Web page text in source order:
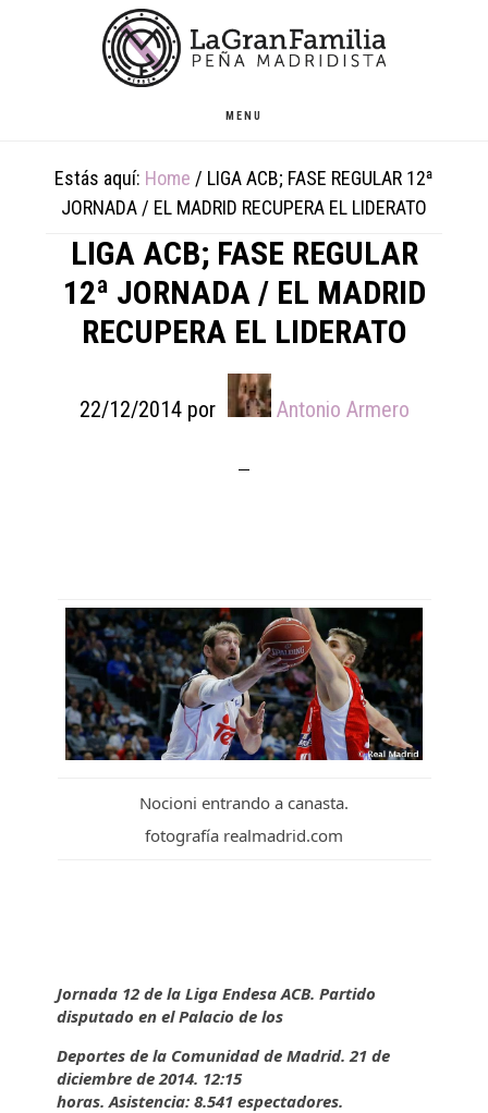
MENU
Estás aquí: Home / LIGA ACB; FASE REGULAR 12ª
JORNADA / EL MADRID RECUPERA EL LIDERATO
LIGA ACB; FASE REGULAR
12ª JORNADA / EL MADRID
RECUPERA EL LIDERATO
22/12/2014por Antonio Armero
Nocioni entrando a canasta.
fotografía realmadrid.com
Jornada 12 de la Liga Endesa ACB. Partido
disputado en el Palacio de los
Deportes de la Comunidad de Madrid. 21 de
diciembre de 2014. 12:15
horas. Asistencia: 8.541 espectadores.